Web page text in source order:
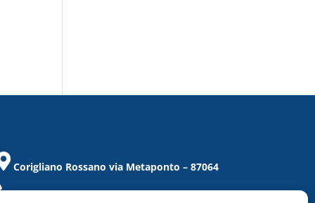
Corigliano Rossano via Metaponto – 87064
Tel. / Fax 0983/859021